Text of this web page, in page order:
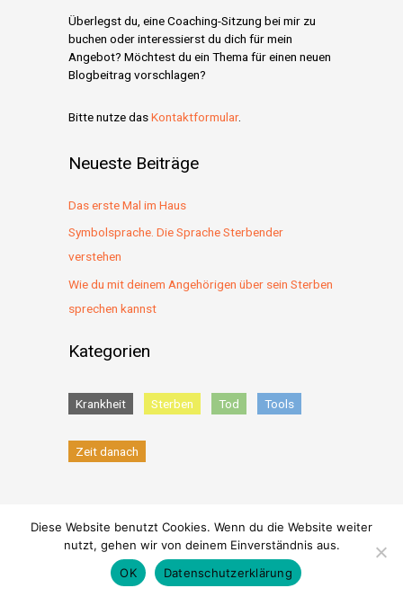
Überlegst du, eine Coaching-Sitzung bei mir zu
buchen oder interessierst du dich für mein
Angebot? Möchtest du ein Thema für einen neuen
Blogbeitrag vorschlagen?
Bitte nutze dasKontaktformular.
Neueste Beiträge
Das erste Mal im Haus
Symbolsprache. Die Sprache Sterbender
verstehen
Wie du mit deinem Angehörigen über sein Sterben
sprechen kannst
Kategorien
Krankheit Sterben Tod Tools
Zeit danach
Sterben & Werden|Datenschutz|Impressum
Diese Website benutzt Cookies. Wenn du die Website weiter
nutzt, gehen wir von deinem Einverständnis aus.
OK
Datenschutzerklärung